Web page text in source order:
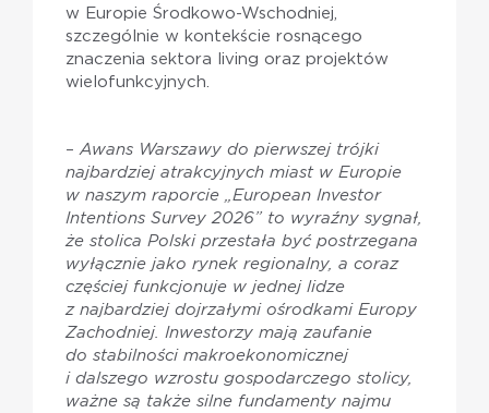
w Europie Środkowo-Wschodniej,
szczególnie w kontekście rosnącego
znaczenia sektora living oraz projektów
wielofunkcyjnych.
–Awans Warszawy do pierwszej trójki
najbardziej atrakcyjnych miast w Europie
w naszym raporcie „European Investor
Intentions Survey 2026” to wyraźny sygnał,
że stolica Polski przestała być postrzegana
wyłącznie jako rynek regionalny, a coraz
częściej funkcjonuje w jednej lidze
z najbardziej dojrzałymi ośrodkami Europy
Zachodniej. Inwestorzy mają zaufanie
do stabilności makroekonomicznej
i dalszego wzrostu gospodarczego stolicy,
ważne są także silne fundamenty najmu